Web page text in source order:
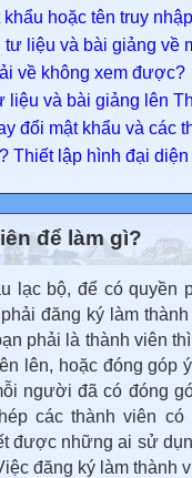
khẩu hoặc tên truy
tư liệu và bài giảng về
về không xem được?
liệu và bài giảng lên
đổi mật khẩu và các
Thiết lập hình đại
để làm gì?
lạc bộ, để có quyền
đăng ký làm
phải là thành viên
lên, hoặc đóng góp
người đã có đóng
các thành viên
được những ai sử
đăng ký làm thành